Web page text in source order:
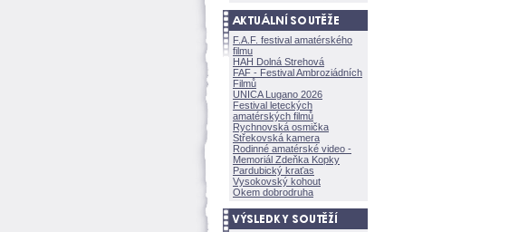
F.A.F. festival amatérského
filmu
HAH Dolná Strehov
FAF - Festival Ambroziádních
Filmů
UNICA Lugano 2026
Festival leteckých
amatérských filmů
Rychnovská osmička
Střekovská kamera
Rodinné amatérské video -
Memoriál Zdeňka Kopky
Pardubický kraťas
Vysokovský kohout
Okem dobrodruha